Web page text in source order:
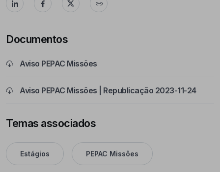
Documentos
Aviso PEPAC Missões
Aviso PEPAC Missões | Republicação 2023-11-24
Temas associados
Estágios PEPAC Missões